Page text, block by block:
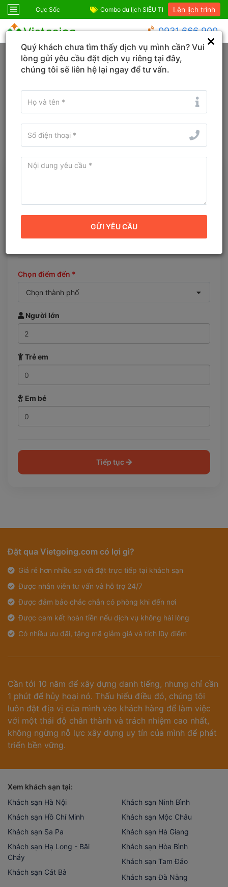
Combo du lịch SIÊU TIẾT KIỆM! Combo Phú Quốc
Lên lịch trình
0931 666 900
Trang chủ Vietgoing - Lên kế hoạch du lịch
Nhập thông tin chuyến đi, Vietgoing sẽ tạo lịch trình hoàn
hảo cho bạn
Chọn điểm đến *
Chọn thành phố
Người lớn
Trẻ em
Em bé
Tiếp tục
Đặt qua Vietgoing.com có lợi gì?
Giá rẻ hơn nhiều so với đặt trực tiếp tại khách sạn
Được nhân viên tư vấn và hỗ trợ 24/7
Được đảm bảo chắc chắn có phòng khi đến nơi
Được cam kết hoàn tiền nếu dịch vụ không hài lòng
Có nhiều ưu đãi, tặng mã giảm giá và tích lũy điểm
Cần tới 10 năm để xây dựng danh tiếng, nhưng chỉ cần
1 phút để hủy hoại nó. Thấu hiểu điều đó, chúng tôi
luôn đặt địa vị của mình vào khách hàng để làm việc
với một thái độ chân thành và trách nhiệm cao nhất,
không ngừng nỗ lực xây dựng uy tín của mình để phát
triển bền vững.
Xem khách sạn tại:
Khách sạn Hà Nội
Khách sạn Hồ Chí Minh
Khách sạn Sa Pa
Khách sạn Hạ Long - Bãi
Cháy
Khách sạn Cát Bà
Khách sạn Ninh Bình
Khách sạn Mộc Châu
Khách sạn Hà Giang
Khách sạn Hòa Bình
Khách sạn Tam Đảo
Khách sạn Đà Nẵng
Quý khách chưa tìm thấy dịch vụ mình cần? Vui
lòng gửi yêu cầu đặt dịch vụ riêng tại đây,
chúng tôi sẽ liên hệ lại ngay để tư vấn.